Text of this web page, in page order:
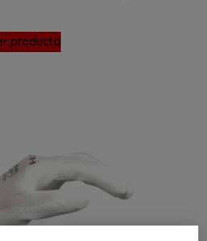
producto